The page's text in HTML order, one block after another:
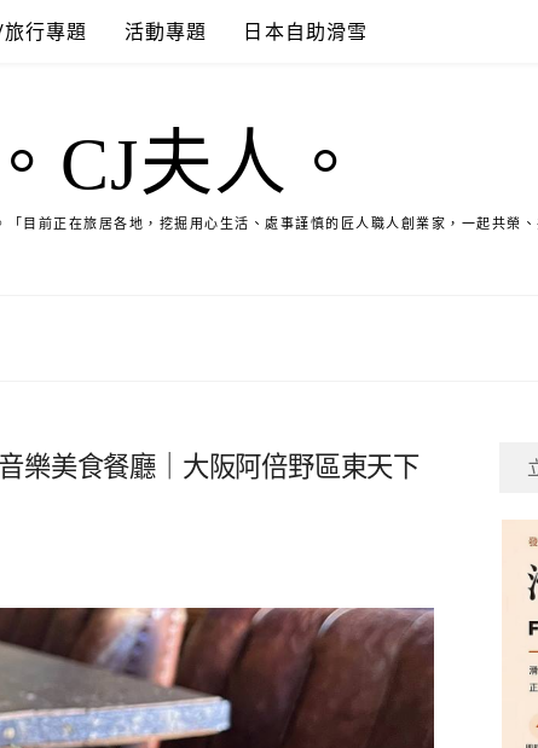
行專題 活動專題 日本自助滑雪
。CJ夫人。
目前正在旅居各地，挖掘用心生活、處事謹慎的匠人職人創業家，一起共榮、
樂美食餐廳｜大阪阿倍野區東天下